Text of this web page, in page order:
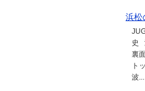
浜松
史
裏
ト
波...